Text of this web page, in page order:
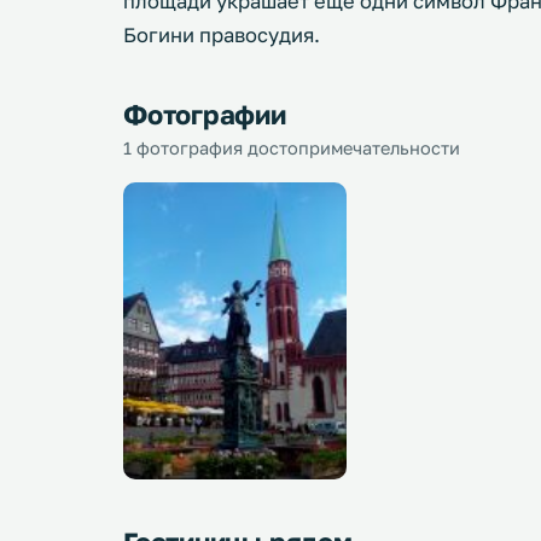
Богини правосудия.
Фотографии
1 фотография достопримечательности